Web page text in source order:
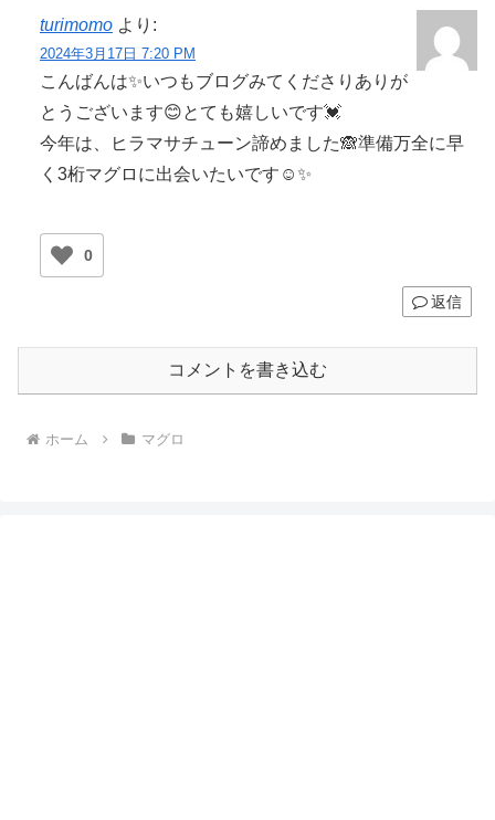
turimomo より:
2024年3月17日 7:20 PM
こんばんは✨いつもブログみてくださりありが
とうございます😊とても嬉しいです💓
今年は、ヒラマサチューン諦めました🙈準備万全に早
く3桁マグロに出会いたいです☺️✨
0
返信
コメントを書き込む
ホーム マグロ